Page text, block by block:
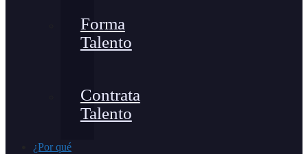
Forma
Talento
Contrata
Talento
¿Por qué